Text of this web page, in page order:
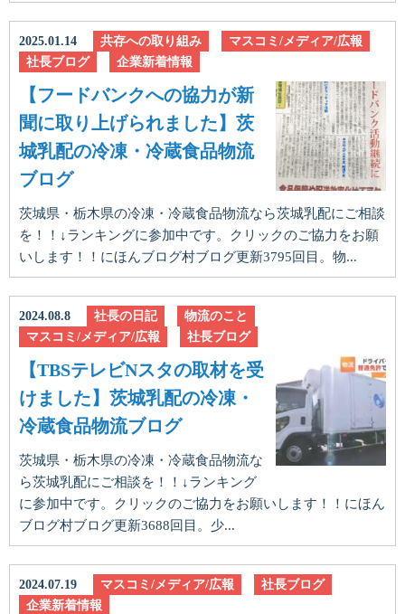
2025.01.14 共存への取り組み
マスコミ/メディア/広報
社長ブログ
企業新着情報
【フードバンクへの協力が新
聞に取り上げられました】茨
城乳配の冷凍・冷蔵食品物流
ブログ
茨城県・栃木県の冷凍・冷蔵食品物流なら茨城乳配にご相談
を！！↓ランキングに参加中です。クリックのご協力をお願
いします！！にほんブログ村ブログ更新3795回目。物...
2024.08.8 社長の日記
物流のこと
マスコミ/メディア/広報
社長ブログ
【TBSテレビNスタの取材を受
けました】茨城乳配の冷凍・
冷蔵食品物流ブログ
茨城県・栃木県の冷凍・冷蔵食品物流な
ら茨城乳配にご相談を！！↓ランキング
に参加中です。クリックのご協力をお願いします！！にほん
ブログ村ブログ更新3688回目。少...
2024.07.19 マスコミ/メディア/広報
社長ブログ
企業新着情報